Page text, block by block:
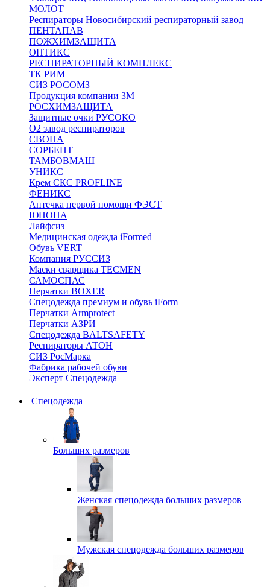
МОЛОТ
Респираторы Новосибирский респираторный завод
ПЕНТАПАВ
ПОЖХИМЗАЩИТА
ОПТИКС
РЕСПИРАТОРНЫЙ КОМПЛЕКС
ТК РИМ
СИЗ РОСОМЗ
Продукция компании 3M
РОСХИМЗАЩИТА
Защитные очки РУСОКО
О2 завод респираторов
СВОНА
СОРБЕНТ
ТАМБОВМАШ
УНИКС
Крем СКС PROFLINE
ФЕНИКС
Аптечка первой помощи ФЭСТ
ЮНОНА
Лайфсиз
Медицинская одежда iFormed
Обувь VERT
Компания РУССИЗ
Маски сварщика TECMEN
САМОСПАС
Перчатки BOXER
Спецодежда премиум и обувь iForm
Перчатки Armprotect
Перчатки АЗРИ
Спецодежда BALTSAFETY
Респираторы АТОН
СИЗ РосМарка
Фабрика рабочей обуви
Эксперт Спецодежда
Спецодежда
Больших размеров
Женская спецодежда больших размеров
Мужская спецодежда больших размеров